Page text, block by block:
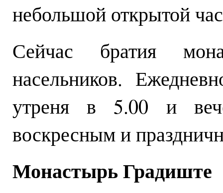
небольшой открытой
Сейчас братия
насельников.
утреня в 5.00 и
воскресным и
Монастырь Градиште